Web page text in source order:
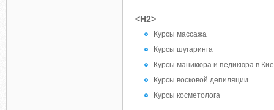
<H2>
Курсы массажа
Курсы шугаринга
Курсы маникюра и педикюра в
Курсы восковой депиляции
Курсы косметолога